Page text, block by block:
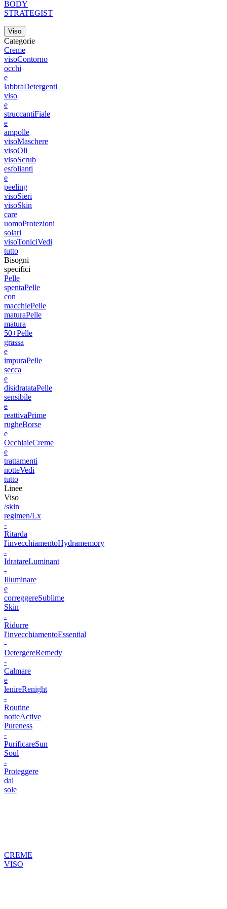
BODY
STRATEGIST
Viso
Categorie
Creme
visoContorno
occhi
e
labbraDetergenti
viso
e
struccantiFiale
e
ampolle
visoMaschere
visoOli
visoScrub
esfolianti
e
peeling
visoSieri
visoSkin
care
uomoProtezioni
solari
visoToniciVedi
tutto
Bisogni
specifici
Pelle
spentaPelle
con
macchiePelle
maturaPelle
matura
50+Pelle
grassa
e
impuraPelle
secca
e
disidratataPelle
sensibile
e
reattivaPrime
rugheBorse
e
OcchiaieCreme
e
trattamenti
notteVedi
tutto
Linee
Viso
/skin
regimen/Lx
-
Ritarda
l'invecchiamentoHydramemory
-
IdratareLuminant
-
Illuminare
e
correggereSublime
Skin
-
Ridurre
l'invecchiamentoEssential
-
DetergereRemedy
-
Calmare
e
lenireRenight
-
Routine
notteActive
Pureness
-
PurificareSun
Soul
-
Proteggere
dal
sole
CREME
VISO